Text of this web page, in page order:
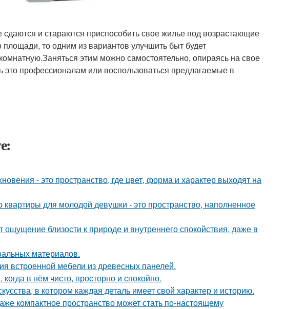
и стараются приспособить свое жилье под возрастающие
то одним из вариантов улучшить быт будет
этим можно самостоятельно, опираясь на свое
профессионалам или воспользоваться предлагаемые в
- это пространство, где цвет, форма и характер выходят на
для молодой девушки - это пространство, наполненное
ощущение близости к природе и внутреннего спокойствия, даже в
материалов.
встроенной мебели из древесных панелей.
в нём чисто, просторно и спокойно.
в котором каждая деталь имеет свой характер и историю.
компактное пространство может стать по-настоящему